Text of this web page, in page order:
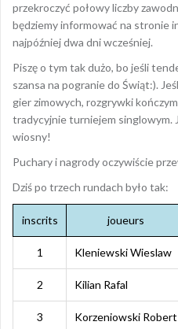
przekroczyć połowy liczby
będziemy informować na stronie
najpóźniej dwa dni wcześniej.
Piszę o tym tak dużo, bo jeśli
szansa na pogranie do Świąt:).
gier zimowych, rozgrywki
tradycyjnie turniejem singlowym.
wiosny!
Puchary i nagrody oczywiście
Dziś po trzech rundach było tak:
inscrits joueurs
1 Kleniewski Wieslaw
2 Kilian Rafal
3 Korzeniowski Robert